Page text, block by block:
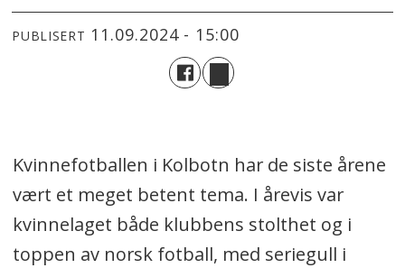
PUBLISERT 11.09.2024 - 15:00
Kvinnefotballen i Kolbotn har de siste årene
vært et meget betent tema. I årevis var
kvinnelaget både klubbens stolthet og i
toppen av norsk fotball, med seriegull i